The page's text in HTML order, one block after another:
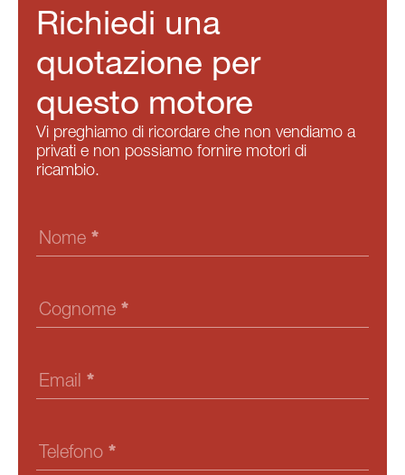
Richiedi una
quotazione per
questo motore
Vi preghiamo di ricordare che non vendiamo a
privati e non possiamo fornire motori di
ricambio.
motori
Nome *
Cognome *
Email *
Telefono *